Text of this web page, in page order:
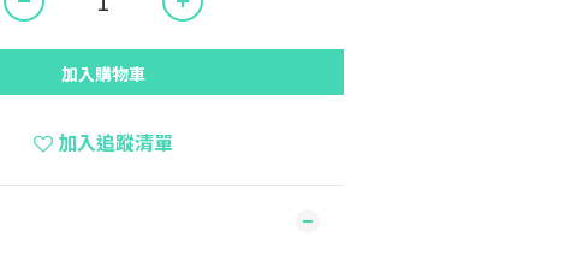
加入購物車
加入追蹤清單